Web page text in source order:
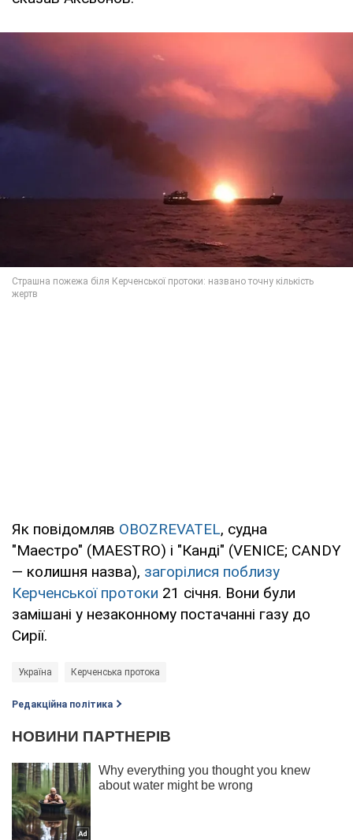
Як повідомляв OBOZREVATEL, судна
"Маестро" (MAESTRO) і "Канді" (VENICE; CANDY
— колишня назва), загорілися поблизу
Керченської протоки 21 січня. Вони були
замішані у незаконному постачанні газу до
Сирії.
Україна Керченська протока
Редакційна політика